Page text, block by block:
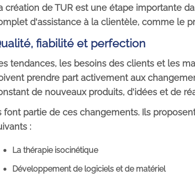
création de TUR est une étape importante
d'assistance à la clientèle, comme le
fiabilité et perfection
tendances, les besoins des clients et les
prendre part activement aux
de nouveaux produits, d'idées et de
font partie de ces changements. Ils
:
La thérapie isocinétique
Développement de logiciels et de matériel